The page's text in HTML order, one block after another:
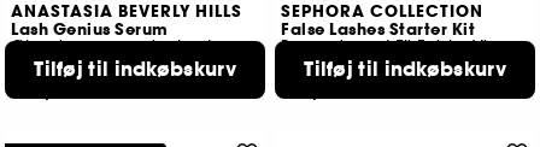
ANASTASIA BEVERLY HILLS
Lash Genius Serum
Øjenvippeserum i rejsestørrelse
3
389,00 KR
Tilføj til indkøbskurv
SEPHORA COLLECTION
False Lashes Starter Kit
Begyndersæt Til Falske Vipper Der Kan Genanvendes
130
169,00 KR
Tilføj til indkøbskurv